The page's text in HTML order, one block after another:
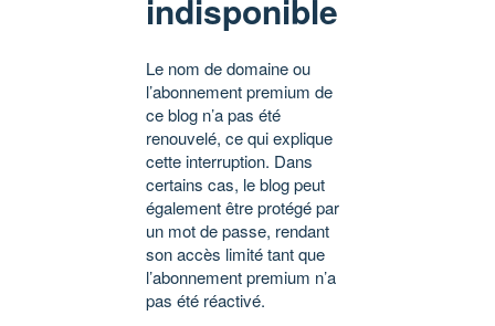
indisponible
Le nom de domaine ou
l’abonnement premium de
ce blog n’a pas été
renouvelé, ce qui explique
cette interruption. Dans
certains cas, le blog peut
également être protégé par
un mot de passe, rendant
son accès limité tant que
l’abonnement premium n’a
pas été réactivé.